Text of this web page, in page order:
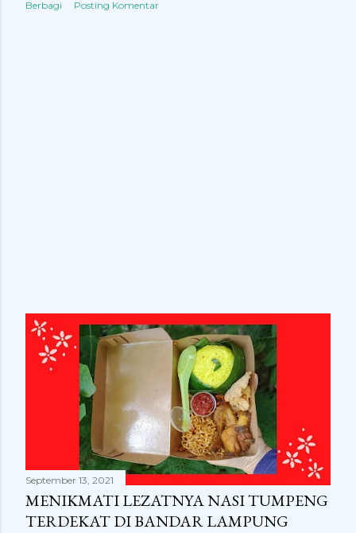
Berbagi Posting Komentar
September 13, 2021
MENIKMATI LEZATNYA NASI TUMPENG
TERDEKAT DI BANDAR LAMPUNG